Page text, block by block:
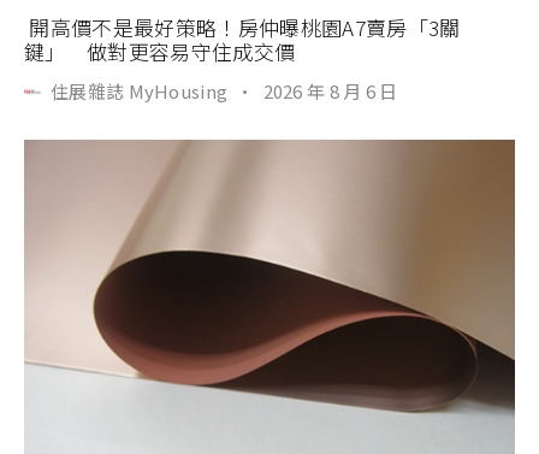
開高價不是最好策略！房仲曝桃園A7賣房「3關
鍵」 做對更容易守住成交價
住展雜誌 MyHousing · 2026 年 8 月 6 日